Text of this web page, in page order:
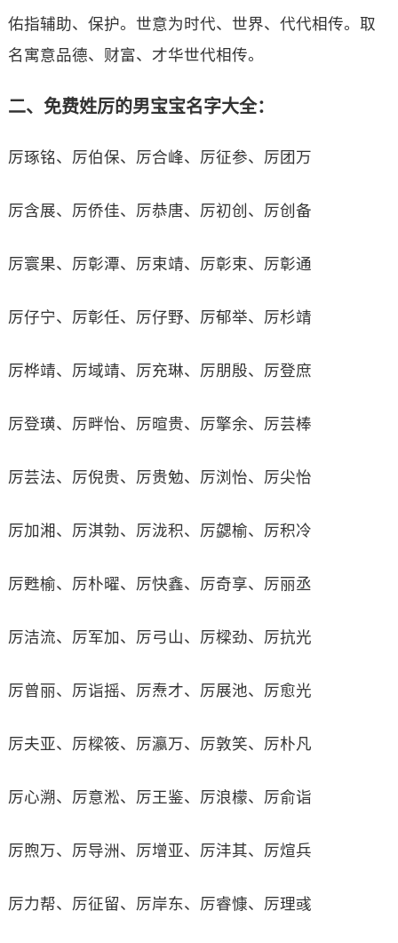
佑指辅助、保护。世意为时代、世界、代代相传。取
名寓意品德、财富、才华世代相传。
二、免费姓厉的男宝宝名字大全：
厉琢铭、厉伯保、厉合峰、厉征参、厉团万
厉含展、厉侨佳、厉恭唐、厉初创、厉创备
厉寰果、厉彰潭、厉束靖、厉彰束、厉彰通
厉仔宁、厉彰任、厉仔野、厉郁举、厉杉靖
厉桦靖、厉域靖、厉充琳、厉朋殷、厉登庶
厉登璜、厉畔怡、厉暄贵、厉擎余、厉芸棒
厉芸法、厉倪贵、厉贵勉、厉浏怡、厉尖怡
厉加湘、厉淇勃、厉泷积、厉勰榆、厉积冷
厉甦榆、厉朴曜、厉快鑫、厉奇享、厉丽丞
厉洁流、厉军加、厉弓山、厉樑劲、厉抗光
厉曾丽、厉诣摇、厉焘才、厉展池、厉愈光
厉夫亚、厉樑筱、厉瀛万、厉敦笑、厉朴凡
厉心溯、厉意淞、厉王鉴、厉浪檬、厉俞诣
厉煦万、厉导洲、厉增亚、厉沣其、厉煊兵
厉力帮、厉征留、厉岸东、厉睿慷、厉理彧